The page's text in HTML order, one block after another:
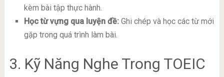
kèm bài tập thực hành.
Học từ vựng qua luyện đề:Ghi chép và học các từ mới
gặp trong quá trình làm bài.
3. Kỹ Năng Nghe Trong TOEIC